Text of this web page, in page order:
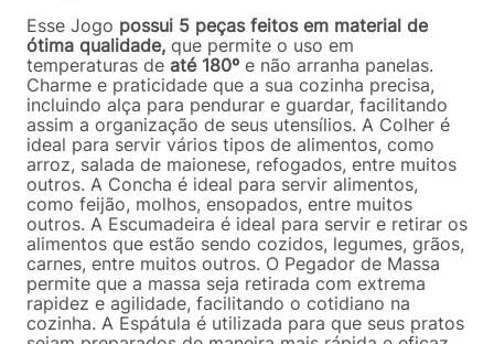
Esse Jogo possui 5 peças feitos em material de
ótima qualidade, que permite o uso em
temperaturas de até 180º e não arranha panelas.
Charme e praticidade que a sua cozinha precisa,
incluindo alça para pendurar e guardar, facilitando
assim a organização de seus utensílios. A Colher é
ideal para servir vários tipos de alimentos, como
arroz, salada de maionese, refogados, entre muitos
outros. A Concha é ideal para servir alimentos,
como feijão, molhos, ensopados, entre muitos
outros. A Escumadeira é ideal para servir e retirar os
alimentos que estão sendo cozidos, legumes, grãos,
carnes, entre muitos outros. O Pegador de Massa
permite que a massa seja retirada com extrema
rapidez e agilidade, facilitando o cotidiano na
cozinha. A Espátula é utilizada para que seus pratos